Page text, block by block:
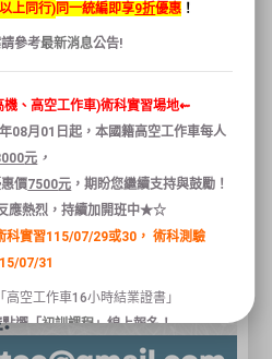
上同行) 同一統編即享9折優惠 ！
參考最新消息公告!
、高空工作車)術科實習場地⇜
年08月 01 日起 ，本國籍高空工作車每人
元 ，
價7500元 ，期盼您繼續支持與鼓勵！
應熱烈，持續加開班中★☆
科實習115/07/29或30，術科測驗
07/31
空工作車16小時結業證書」
選「初訓課程」線上報名！